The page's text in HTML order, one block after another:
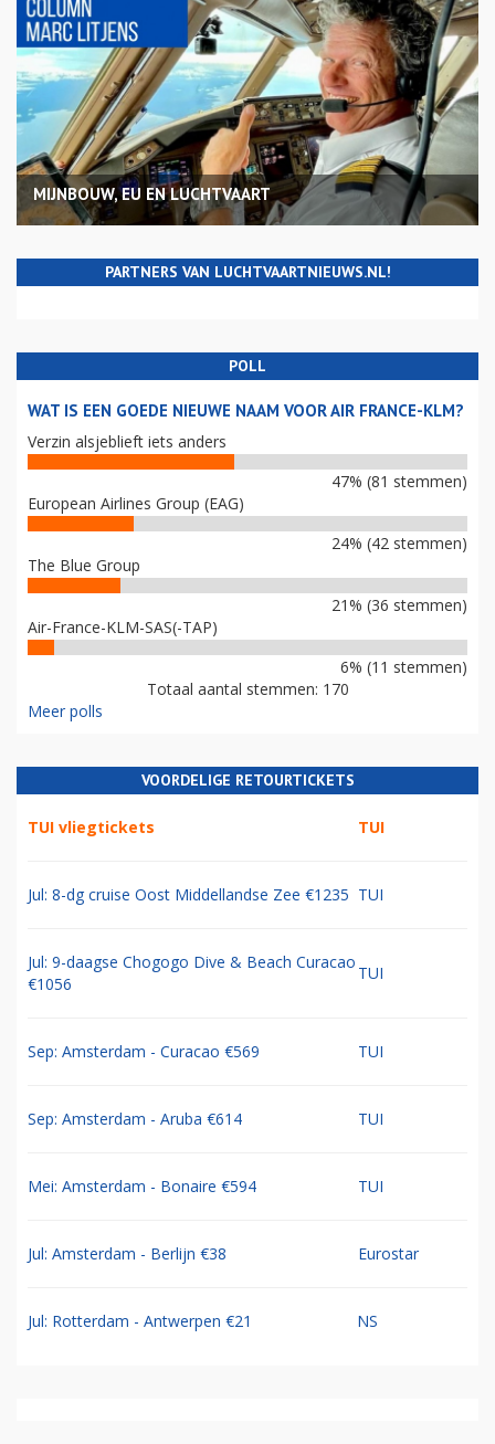
MIJNBOUW, EU EN LUCHTVAART
PARTNERS VAN LUCHTVAARTNIEUWS.NL!
POLL
WAT IS EEN GOEDE NIEUWE NAAM VOOR AIR FRANCE-KLM?
Verzin alsjeblieft iets anders
47% (81 stemmen)
European Airlines Group (EAG)
24% (42 stemmen)
The Blue Group
21% (36 stemmen)
Air-France-KLM-SAS(-TAP)
6% (11 stemmen)
Totaal aantal stemmen: 170
Meer polls
VOORDELIGE RETOURTICKETS
TUI vliegtickets TUI
Jul: 8-dg cruise Oost Middellandse Zee €1235 TUI
Jul: 9-daagse Chogogo Dive & Beach Curacao
€1056
TUI
Sep: Amsterdam - Curacao €569 TUI
Sep: Amsterdam - Aruba €614 TUI
Mei: Amsterdam - Bonaire €594 TUI
Jul: Amsterdam - Berlijn €38 Eurostar
Jul: Rotterdam - Antwerpen €21 NS